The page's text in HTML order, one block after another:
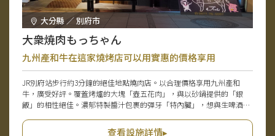
大分縣 ／ 別府市
大衆焼肉もっちゃん
九州產和牛在這家燒烤店可以用實惠的價格享用
JR別府站步行約3分鐘的絕佳地點燒肉店。以合理價格享用九州產和
牛，廣受好評。覆蓋烤爐的大塊「壺五花肉」，與以砂鍋提供的「銀
飯」的相性絕佳。濃郁特製醬汁包裹的彈牙「特內臟」，想與生啤酒一
在溫馨氛圍中，不論是獨自一人，或與好友、家人一同圍繞燒肉，都能
查看設施詳情▸